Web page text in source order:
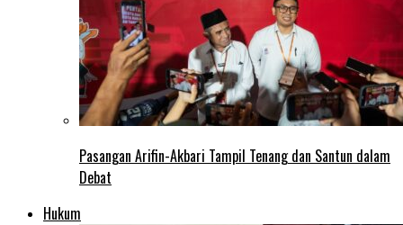
Pasangan Arifin-Akbari Tampil Tenang dan Santun dalam
Debat
Hukum